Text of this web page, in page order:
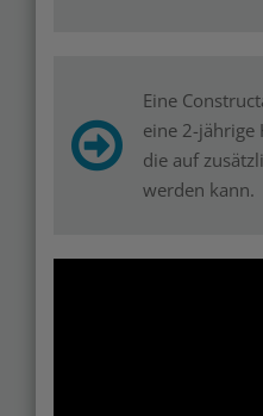
Eine
eine 2-jährige
die auf
werden kann.